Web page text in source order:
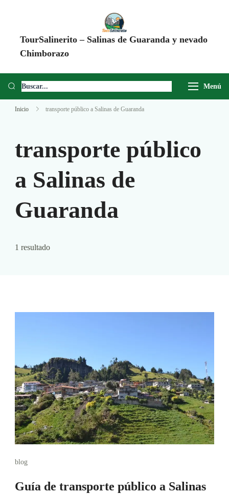
TourSalinerito – Salinas de Guaranda y nevado
Chimborazo
Chimborazo, Minas de Sal, Quesera El Salinerito, Chocolates El
Menú
Inicio transporte público a Salinas de Guaranda
transporte público
a Salinas de
Guaranda
1 resultado
blog
Guía de transporte público a Salinas